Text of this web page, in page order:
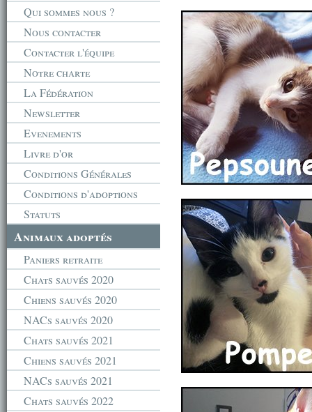
Qui sommes nous ?
Nous contacter
Contacter l'équipe
Notre charte
La Fédération
Newsletter
Evenements
Livre d'or
Conditions Générales
Conditions d'adoptions
Statuts
Animaux adoptés
Paniers retraite
Chats sauvés 2020
Chiens sauvés 2020
NACs sauvés 2020
Chats sauvés 2021
Chiens sauvés 2021
NACs sauvés 2021
Chats sauvés 2022